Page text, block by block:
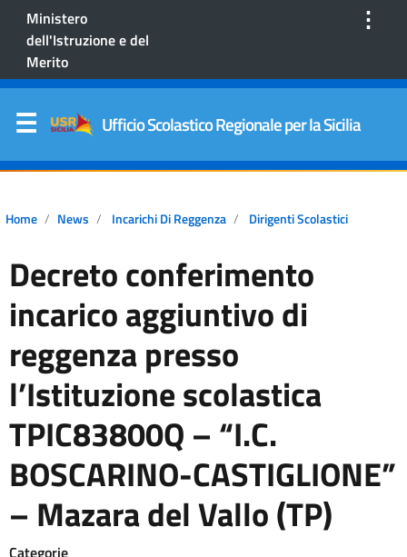
Ministero
dell'Istruzione e del
Merito
⋮
Ufficio Scolastico Regionale per la Sicilia
Home News Incarichi Di Reggenza Dirigenti Scolastici
Decreto conferimento
incarico aggiuntivo di
reggenza presso
l’Istituzione scolastica
TPIC83800Q – “I.C.
BOSCARINO-CASTIGLIONE”
– Mazara del Vallo (TP)
Categorie